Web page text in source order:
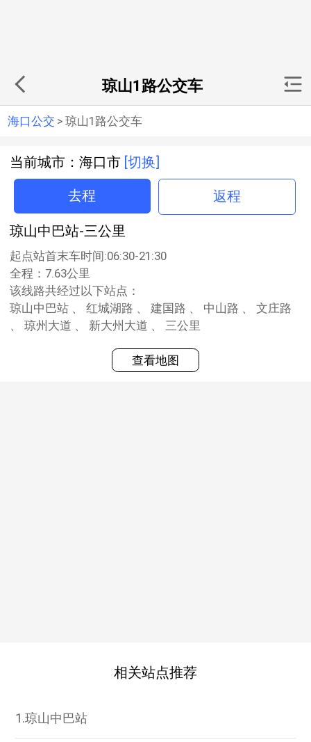
琼山1路公交车
海口公交 > 琼山1路公交车
当前城市：海口市 [切换]
去程 返程
琼山中巴站-三公里
起点站首末车时间:06:30-21:30
全程：7.63公里
该线路共经过以下站点：
琼山中巴站 、 红城湖路 、 建国路 、 中山路 、 文庄路
、 琼州大道 、 新大州大道 、 三公里
查看地图
相关站点推荐
1.琼山中巴站